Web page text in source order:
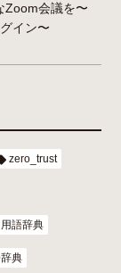
Zoom会議を〜
イン〜
zero_trust
語辞典
典